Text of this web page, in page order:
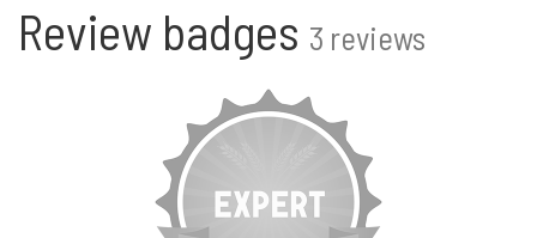
Review badges 3 reviews